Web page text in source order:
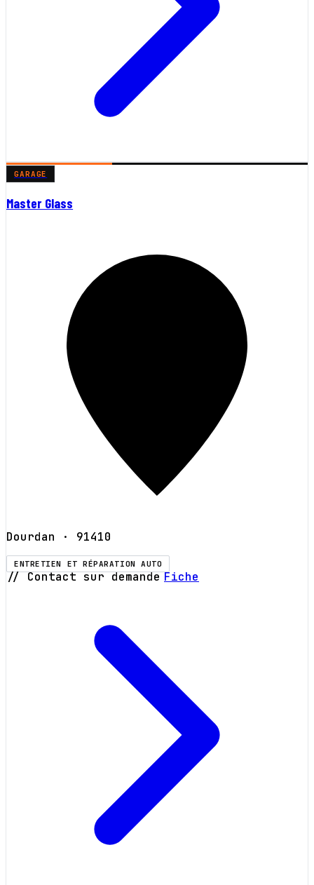
GARAGE
Master Glass
Dourdan · 91410
ENTRETIEN ET RÉPARATION AUTO
// Contact sur demande Fiche